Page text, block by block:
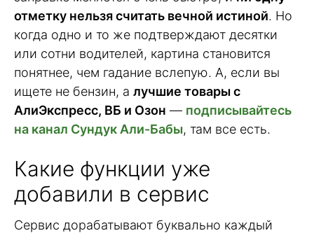
отметку нельзя считать вечной истиной. Но
когда одно и то же подтверждают десятки
или сотни водителей, картина становится
понятнее, чем гадание вслепую. А, если вы
ищете не бензин, а лучшие товары с
АлиЭкспресс, ВБ и Озон — подписывайтесь
на канал Сундук Али-Бабы, там все есть.
Какие функции уже
добавили в сервис
Сервис дорабатывают буквально каждый